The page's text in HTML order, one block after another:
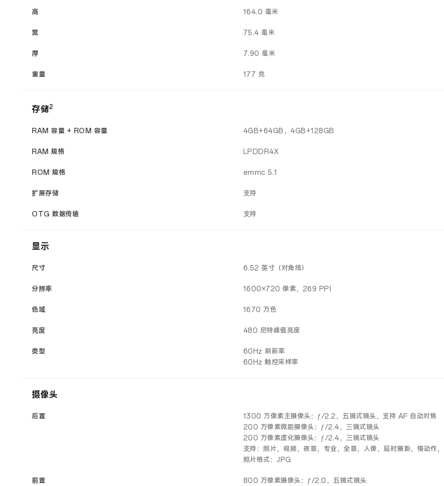
高 164.0 毫米
宽 75.4 毫米
厚 7.90 毫米
重量 177 克
存储2
RAM 容量 + ROM 容量 4GB+64GB，4GB+128GB
RAM 规格 LPDDR4X
ROM 规格 emmc 5.1
扩展存储 支持
OTG 数据传输 支持
显示
尺寸 6.52 英寸（对角线）
分辨率 1600×720 像素，269 PPI
色域 1670 万色
亮度 480 尼特峰值亮度
类型
60Hz 刷新率
60Hz 触控采样率
摄像头
后置
1300 万像素主摄像头：ƒ/2.2，五镜式镜头，支持 AF 自动对焦
200 万像素微距摄像头：ƒ/2.4，三镜式镜头
200 万像素虚化摄像头：ƒ/2.4，三镜式镜头
支持：照片，视频，夜景，专业，全景，人像，延时摄影，慢动作
照片格式：JPG
前置
800 万像素摄像头：ƒ/2.0，五镜式镜头